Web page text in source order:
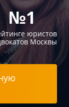
№1
юристов
Москвы